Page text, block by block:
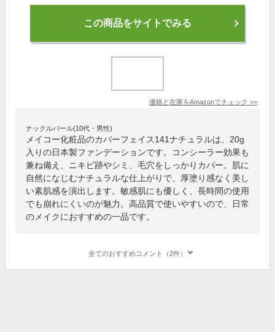
この商品をサイトでみる
価格と在庫をAmazonでチェック >>
ナックルバール(10代・男性)
メイコー化粧品のカバーフェイス141ナチュラルは、20g
入りの日本製ファンデーションです。コンシーラー効果も
兼ね備え、ニキビ跡やシミ、毛穴をしっかりカバー。肌に
自然になじむナチュラルな仕上がりで、厚塗り感なく美し
い素肌感を演出します。敏感肌にも優しく、長時間の使用
でも崩れにくいのが魅力。高品質で使いやすいので、日常
のメイクにおすすめの一品です。
全てのおすすめコメント（2件）